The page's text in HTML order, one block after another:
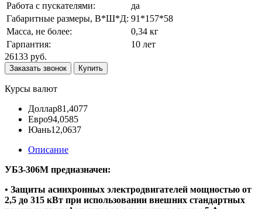
Работа с пускателями:
да
Габаритные размеры, В*Ш*Д: 91*157*58
Масса, не более:
0,34 кг
Гарпантия:
10 лет
26133 руб.
Заказать звонок Купить
Курсы валют
Доллар81,4077
Евро94,0585
Юань12,0637
Описание
УБЗ-306М предназначен:
• Защиты асинхронных электродвигателей мощностью от
2,5 до 315 кВт при использовании внешних стандартных